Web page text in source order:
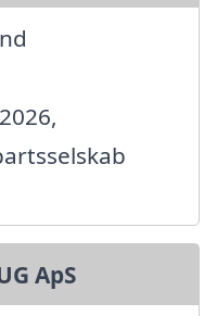
ApS